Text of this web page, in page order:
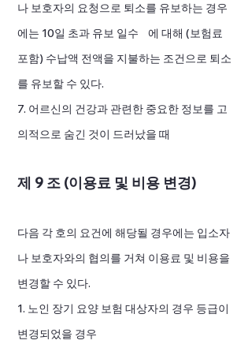
나 보호자의 요청으로 퇴소를 유보하는 경우
에는 10일 초과 유보 일수 에 대해 (보험료
포함) 수납액 전액을 지불하는 조건으로 퇴소
를 유보할 수 있다.
7. 어르신의 건강과 관련한 중요한 정보를 고
의적으로 숨긴 것이 드러났을 때
제 9 조 (이용료 및 비용 변경)
다음 각 호의 요건에 해당될 경우에는 입소자
나 보호자와의 협의를 거쳐 이용료 및 비용을
변경할 수 있다.
1. 노인 장기 요양 보험 대상자의 경우 등급이
변경되었을 경우